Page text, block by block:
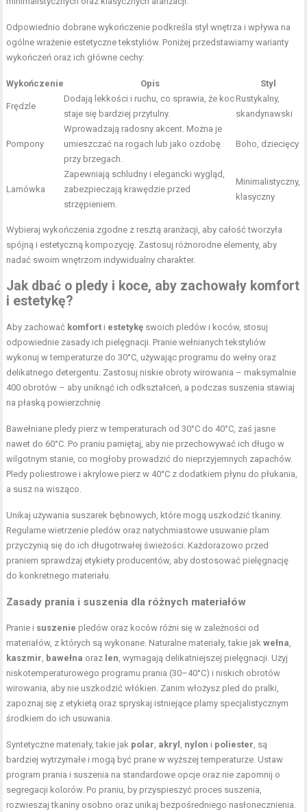
Odpowiednio dobrane wykończenie podkreśla styl wnętrza i wpływa na
ogólne wrażenie estetyczne tekstyliów. Poniżej przedstawiamy warianty
wykończeń oraz ich główne cechy:
Wykończenie Opis Styl
Frędzle
Dodają lekkości i ruchu, co sprawia, że koc
staje się bardziej przytulny.
Rustykalny,
skandynawski
Pompony
Wprowadzają radosny akcent. Można je
umieszczać na rogach lub jako ozdobę
przy brzegach.
Boho, dziecięcy
Lamówka
Zapewniają schludny i elegancki wygląd,
zabezpieczają krawędzie przed
strzępieniem.
Minimalistyczny,
klasyczny
Wybieraj wykończenia zgodne z resztą aranżacji, aby całość tworzyła
spójną i estetyczną kompozycję. Zastosuj różnorodne elementy, aby
nadać swoim wnętrzom indywidualny charakter.
Jak dbać o pledy i koce, aby zachowały komfort
i estetykę?
Aby zachować komfort i estetykę swoich pledów i koców, stosuj
odpowiednie zasady ich pielęgnacji. Pranie wełnianychtekstyliów
wykonuj w temperaturze do 30°C, używając programu do wełny oraz
delikatnego detergentu. Zastosuj niskie obroty wirowania – maksymalnie
400 obrotów – aby uniknąć ich odkształceń, a podczas suszenia stawiaj
na płaską powierzchnię.
Bawełniane pledy pierz w temperaturach od 30°C do 40°C, zaś jasne
nawet do 60°C. Po praniu pamiętaj, aby nie przechowywać ich długo w
wilgotnym stanie, co mogłoby prowadzić do nieprzyjemnych zapachów.
Pledy poliestrowe i akrylowe pierz w 40°C z dodatkiem płynu do płukania,
a susz na wisząco.
Unikaj używania suszarek bębnowych, które mogą uszkodzić tkaniny.
Regularne wietrzenie pledów oraz natychmiastowe usuwanie plam
przyczynią się do ich długotrwałej świeżości. Każdorazowo przed
praniem sprawdzaj etykiety producentów, aby dostosować pielęgnację
do konkretnego materiału.
Zasady prania i suszenia dla różnych materiałów
Pranie i suszenie pledów oraz koców różni się w zależności od
materiałów, z których są wykonane. Naturalne materiały, takie jakwełna,
kaszmir, bawełna oraz len, wymagają delikatniejszej pielęgnacji. Użyj
niskotemperaturowego programu prania (30–40°C) i niskich obrotów
wirowania, aby nie uszkodzić włókien. Zanim włożysz pled do pralki,
zapoznaj się z etykietą oraz spryskaj istniejące plamy specjalistycznym
środkiem do ich usuwania.
Syntetyczne materiały, takie jak polar, akryl , nylon i poliester, są
bardziej wytrzymałe i mogą być prane w wyższej temperaturze. Ustaw
program prania i suszenia na standardowe opcje oraz nie zapomnij o
segregacji kolorów. Po praniu, by przyspieszyć proces suszenia,
rozwieszaj tkaniny osobno oraz unikaj bezpośredniego nasłonecznienia.